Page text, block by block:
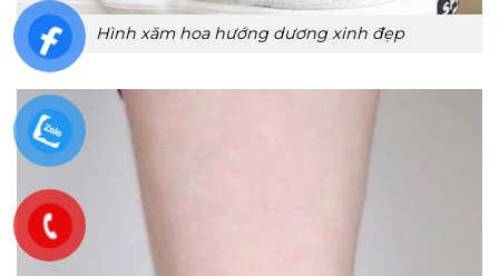
Hình xăm hoa hướng dương xinh đẹp